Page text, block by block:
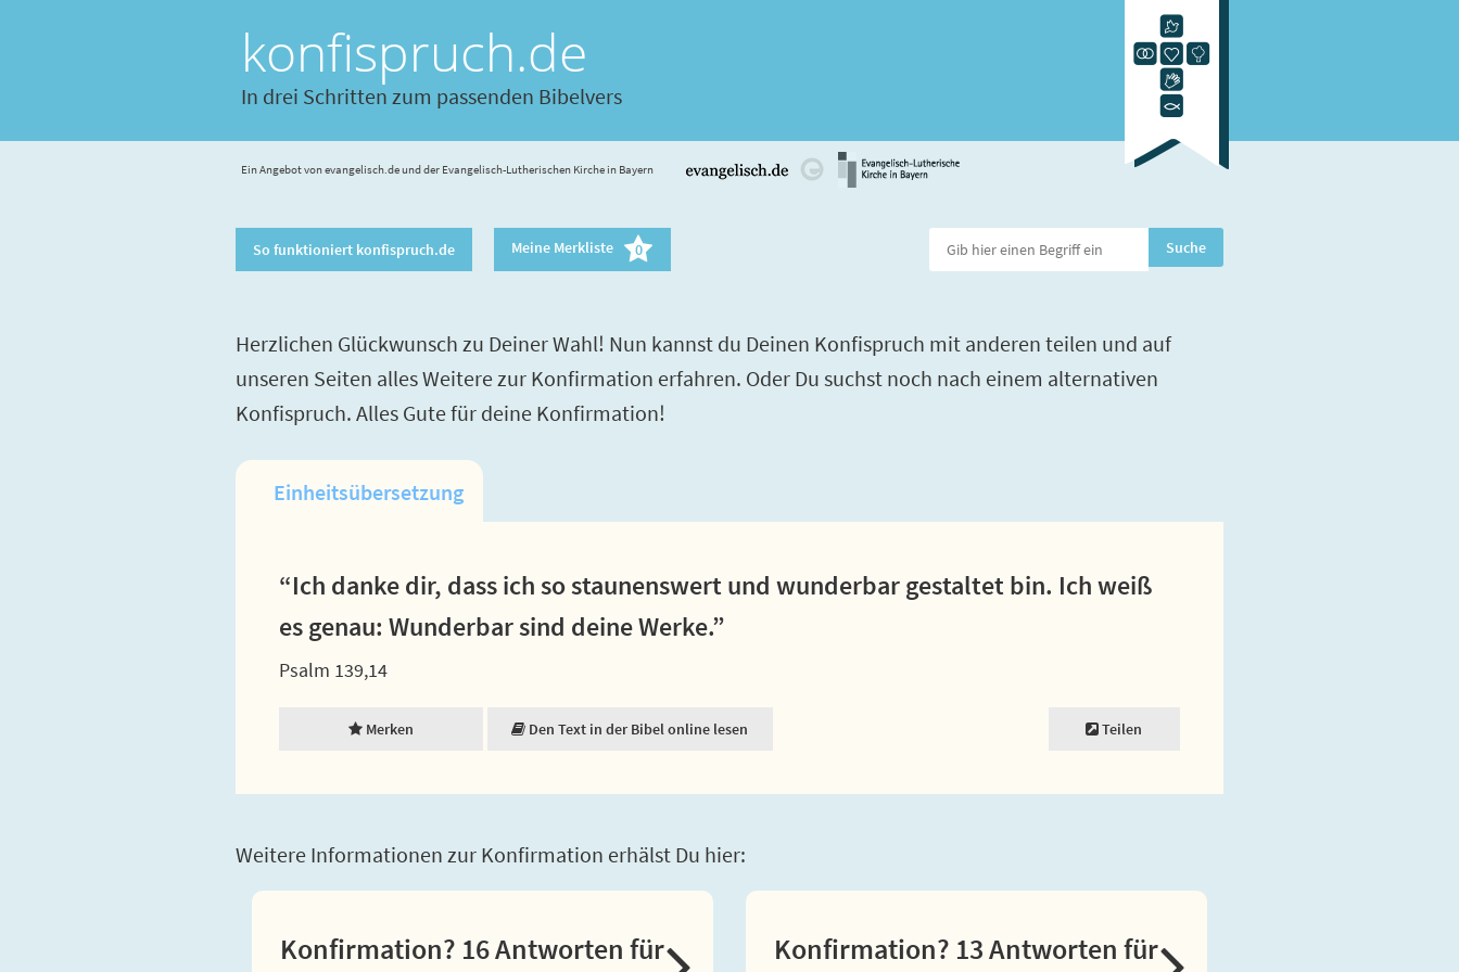
konfispruch.de
In drei Schritten zum passenden Bibelvers
Ein Angebot von evangelisch.de und der Evangelisch-Lutherischen Kirche in Bayern
So funktioniert konfispruch.de Meine Merkliste 0
Herzlichen Glückwunsch zu Deiner Wahl! Nun kannst du Deinen Konfispruch mit anderen teilen und auf
unseren Seiten alles Weitere zur Konfirmation erfahren. Oder Du suchst noch nach einem alternativen
Konfispruch. Alles Gute für deine Konfirmation!
Einheitsübersetzung
“Ich danke dir, dass ich so staunenswert und wunderbar gestaltet bin. Ich weiß
es genau: Wunderbar sind deine Werke.”
Psalm 139,14
Merken Den Text in der Bibel online lesen Teilen
Weitere Informationen zur Konfirmation erhälst Du hier:
Konfirmation? 16 Antworten für
Konfirmation? 13 Antworten für